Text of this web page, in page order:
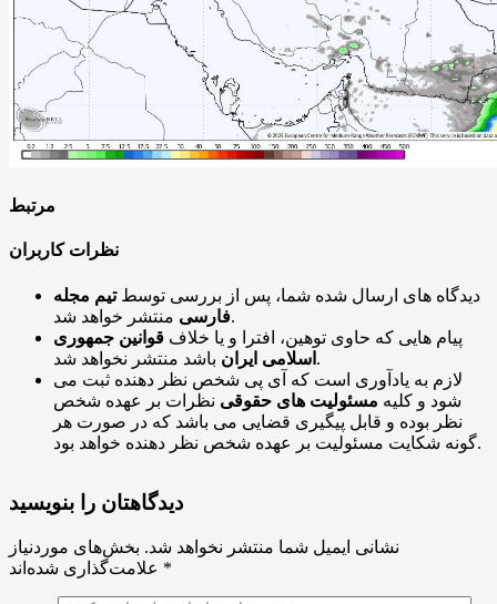
مرتبط
نظرات کاربران
دیدگاه های ارسال شده شما، پس از بررسی توسطتیم مجله
فارسیمنتشر خواهد شد.
پیام هایی که حاوی توهین، افترا و یا خلاف قوانین جمهوری
اسلامی ایران باشد منتشر نخواهد شد.
لازم به یادآوری است که آی پی شخص نظر دهنده ثبت می
شود و کلیه مسئولیت های حقوقی نظرات بر عهده شخص
نظر بوده و قابل پیگیری قضایی می باشد که در صورت هر
گونه شکایت مسئولیت بر عهده شخص نظر دهنده خواهد بود.
دیدگاهتان را بنویسید
نشانی ایمیل شما منتشر نخواهد شد. بخش‌های موردنیاز
*